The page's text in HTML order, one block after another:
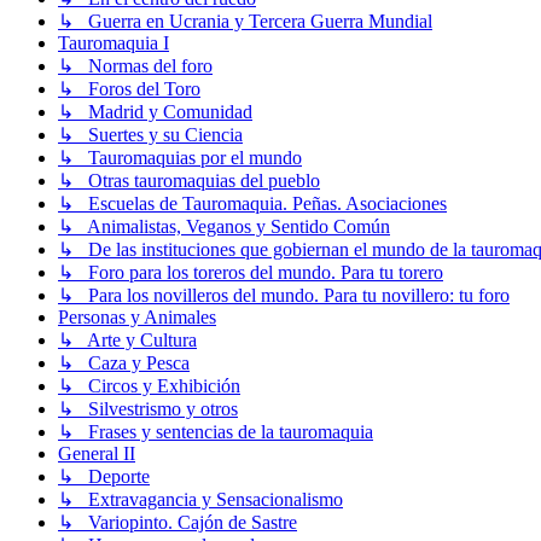
↳ Guerra en Ucrania y Tercera Guerra Mundial
Tauromaquia I
↳ Normas del foro
↳ Foros del Toro
↳ Madrid y Comunidad
↳ Suertes y su Ciencia
↳ Tauromaquias por el mundo
↳ Otras tauromaquias del pueblo
↳ Escuelas de Tauromaquia. Peñas. Asociaciones
↳ Animalistas, Veganos y Sentido Común
↳ De las instituciones que gobiernan el mundo de la
↳ Foro para los toreros del mundo. Para tu torero
↳ Para los novilleros del mundo. Para tu novillero: tu foro
Personas y Animales
↳ Arte y Cultura
↳ Caza y Pesca
↳ Circos y Exhibición
↳ Silvestrismo y otros
↳ Frases y sentencias de la tauromaquia
General II
↳ Deporte
↳ Extravagancia y Sensacionalismo
↳ Variopinto. Cajón de Sastre